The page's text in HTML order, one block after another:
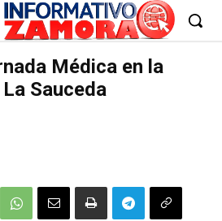
Médica en la
Sauceda